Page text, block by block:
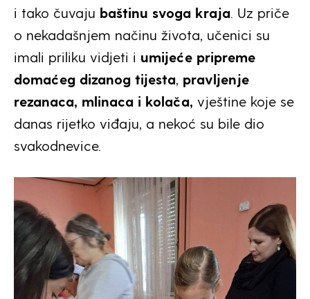
i tako čuvaju baštinu svoga kraja. Uz priče
o nekadašnjem načinu života, učenici su
imali priliku vidjeti i umijeće pripreme
domaćeg dizanog tijesta, pravljenje
rezanaca, mlinaca i kolača, vještine koje se
danas rijetko viđaju, a nekoć su bile dio
svakodnevice.